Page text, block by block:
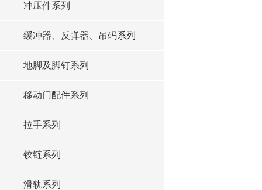
冲压件系列
缓冲器、反弹器、吊码系列
地脚及脚钉系列
移动门配件系列
拉手系列
铰链系列
滑轨系列